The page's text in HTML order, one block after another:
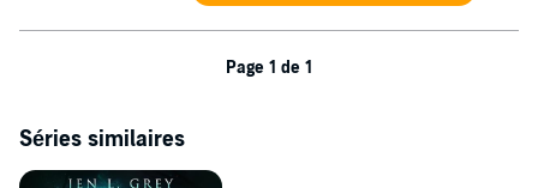
Page 1 de 1
Séries similaires